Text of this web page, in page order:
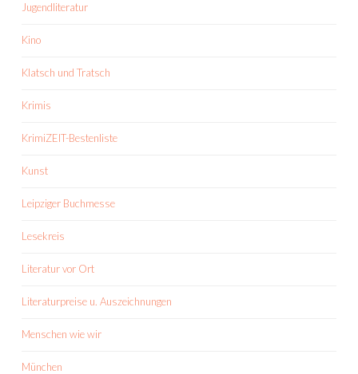
Jugendliteratur
Kino
Klatsch und Tratsch
Krimis
KrimiZEIT-Bestenliste
Kunst
Leipziger Buchmesse
Lesekreis
Literatur vor Ort
Literaturpreise u. Auszeichnungen
Menschen wie wir
München